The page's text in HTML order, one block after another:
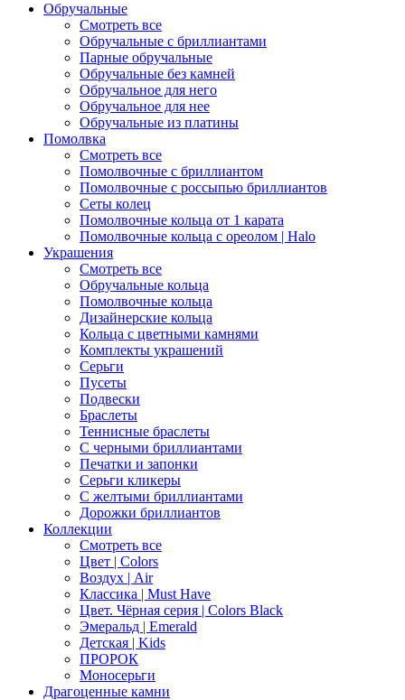
Обручальные
Смотреть все
Обручальные с бриллиантами
Парные обручальные
Обручальные без камней
Обручальное для него
Обручальное для нее
Обручальные из платины
Помолвка
Смотреть все
Помолвочные с бриллиантом
Помолвочные с россыпью бриллиантов
Сеты колец
Помолвочные кольца от 1 карата
Помолвочные кольца с ореолом | Halo
Украшения
Смотреть все
Обручальные кольца
Помолвочные кольца
Дизайнерские кольца
Кольца с цветными камнями
Комплекты украшений
Серьги
Пусеты
Подвески
Браслеты
Теннисные браслеты
C черными бриллиантами
Печатки и запонки
Серьги кликеры
С желтыми бриллиантами
Дорожки бриллиантов
Коллекции
Смотреть все
Цвет | Colors
Воздух | Air
Классика | Must Have
Цвет. Чёрная серия | Colors Black
Эмеральд | Emerald
Детская | Kids
ПРОРОК
Моносерьги
Драгоценные камни